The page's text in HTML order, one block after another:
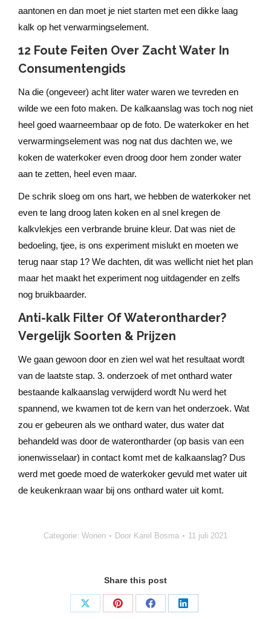
aantonen en dan moet je niet starten met een dikke laag
kalk op het verwarmingselement.
12 Foute Feiten Over Zacht Water In
Consumentengids
Na die (ongeveer) acht liter water waren we tevreden en
wilde we een foto maken. De kalkaanslag was toch nog niet
heel goed waarneembaar op de foto. De waterkoker en het
verwarmingselement was nog nat dus dachten we, we
koken de waterkoker even droog door hem zonder water
aan te zetten, heel even maar.
De schrik sloeg om ons hart, we hebben de waterkoker net
even te lang droog laten koken en al snel kregen de
kalkvlekjes een verbrande bruine kleur. Dat was niet de
bedoeling, tjee, is ons experiment mislukt en moeten we
terug naar stap 1? We dachten, dit was wellicht niet het plan
maar het maakt het experiment nog uitdagender en zelfs
nog bruikbaarder.
Anti-kalk Filter Of Waterontharder?
Vergelijk Soorten & Prijzen
We gaan gewoon door en zien wel wat het resultaat wordt
van de laatste stap. 3. onderzoek of met onthard water
bestaande kalkaanslag verwijderd wordt Nu werd het
spannend, we kwamen tot de kern van het onderzoek. Wat
zou er gebeuren als we onthard water, dus water dat
behandeld was door de waterontharder (op basis van een
ionenwisselaar) in contact komt met de kalkaanslag? Dus
werd met goede moed de waterkoker gevuld met water uit
de keukenkraan waar bij ons onthard water uit komt.
Categorie: Wonen Door Karel Bosma 11 juli 2021
Share this post
Deel Deel Deel Deel